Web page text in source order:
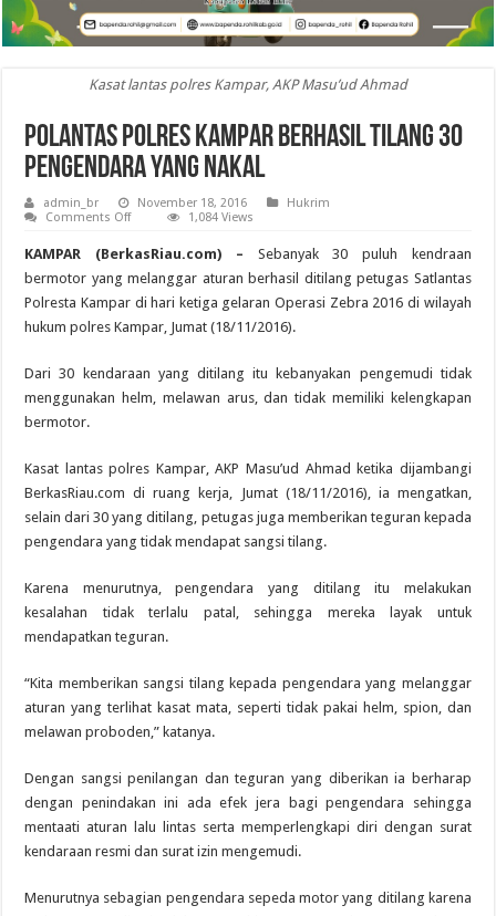
Kasat lantas polres Kampar, AKP Masu’ud Ahmad
Polantas Polres Kampar Berhasil Tilang 30
Pengendara Yang Nakal
admin_br November 18, 2016
Hukrim
Comments Offon
Polres
Kampar
Berhasil
Tilang
30
Yang
1,084 Views
KAMPAR (BerkasRiau.com) – Sebanyak 30 puluh kendraan
bermotor yang melanggar aturan berhasil ditilang petugas Satlantas
Polresta Kampar di hari ketiga gelaran Operasi Zebra 2016 di wilayah
hukum polres Kampar, Jumat (18/11/2016).
Dari 30 kendaraan yang ditilang itu kebanyakan pengemudi tidak
menggunakan helm, melawan arus, dan tidak memiliki kelengkapan
bermotor.
Kasat lantas polres Kampar, AKP Masu’ud Ahmad ketika dijambangi
BerkasRiau.com di ruang kerja, Jumat (18/11/2016), ia mengatkan,
selain dari 30 yang ditilang, petugas juga memberikan teguran kepada
pengendara yang tidak mendapat sangsi tilang.
Karena menurutnya, pengendara yang ditilang itu melakukan
kesalahan tidak terlalu patal, sehingga mereka layak untuk
mendapatkan teguran.
“Kita memberikan sangsi tilang kepada pengendara yang melanggar
aturan yang terlihat kasat mata, seperti tidak pakai helm, spion, dan
melawan proboden,” katanya.
Dengan sangsi penilangan dan teguran yang diberikan ia berharap
dengan penindakan ini ada efek jera bagi pengendara sehingga
mentaati aturan lalu lintas serta memperlengkapi diri dengan surat
kendaraan resmi dan surat izin mengemudi.
Menurutnya sebagian pengendara sepeda motor yang ditilang karena